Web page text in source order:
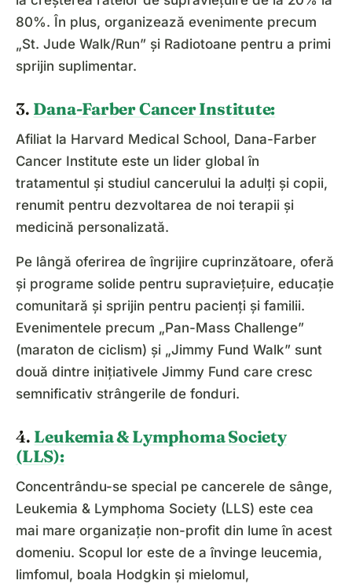
80%. În plus, organizează evenimente precum
„St. Jude Walk/Run” și Radiotoane pentru a primi
sprijin suplimentar.
3. Dana-Farber Cancer Institute:
Afiliat la Harvard Medical School, Dana-Farber
Cancer Institute este un lider global în
tratamentul și studiul cancerului la adulți și copii,
renumit pentru dezvoltarea de noi terapii și
medicină personalizată.
Pe lângă oferirea de îngrijire cuprinzătoare, oferă
și programe solide pentru supraviețuire, educație
comunitară și sprijin pentru pacienți și familii.
Evenimentele precum „Pan-Mass Challenge”
(maraton de ciclism) și „Jimmy Fund Walk” sunt
două dintre inițiativele Jimmy Fund care cresc
semnificativ strângerile de fonduri.
4. Leukemia & Lymphoma Society
(LLS):
Concentrându-se special pe cancerele de sânge,
Leukemia & Lymphoma Society (LLS) este cea
mai mare organizație non-profit din lume în acest
domeniu. Scopul lor este de a învinge leucemia,
limfomul, boala Hodgkin și mielomul,